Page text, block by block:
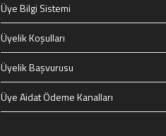
Üye Bilgi Sistemi
Üyelik Koşulları
Üyelik Başvurusu
Üye Aidat Ödeme Kanalları